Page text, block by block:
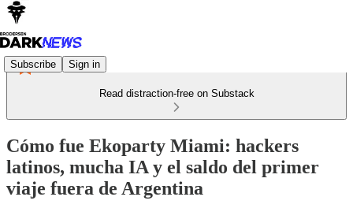
Subscribe Sign in
Read distraction-free on Substack
Cómo fue Ekoparty Miami: hackers
latinos, mucha IA y el saldo del primer
viaje fuera de Argentina